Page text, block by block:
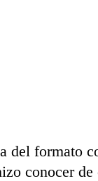
del formato
conocer de